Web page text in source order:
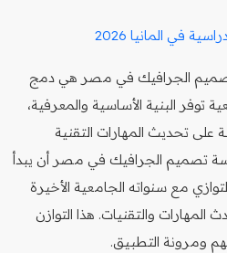
في المانيا 2026
تصميم الجرافيك في مصر هي دمج
توفر البنية الأساسية والمعرفية،
تحديث المهارات التقنية
تصميم الجرافيك في مصر أن يبدأ
مع سنواته الجامعية الأخيرة
والتقنيات. هذا التوازن
ومرونة التطبيق.